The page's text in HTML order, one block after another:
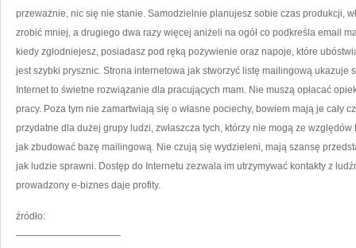
przeważnie, nic się nie stanie. Samodzielnie planujesz sobie czas produkcji,
zrobić mniej, a drugiego dwa razy więcej aniżeli na ogół co podkreśla email
kiedy zgłodniejesz, posiadasz pod ręką pożywienie oraz napoje, które
jest szybki prysznic. Strona internetowa jak stworzyć listę mailingową ukazuje
Internet to świetne rozwiązanie dla pracujących mam. Nie muszą opłacać
pracy. Poza tym nie zamartwiają się o własne pociechy, bowiem mają je cały
przydatne dla dużej grupy ludzi, zwłaszcza tych, którzy nie mogą ze
jak zbudować bazę mailingową. Nie czują się wydzieleni, mają szansę
jak ludzie sprawni. Dostęp do Internetu zezwala im utrzymywać kontakty z
prowadzony e-biznes daje profity.
źródło:
———————————